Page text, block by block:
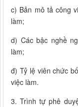
c) Bản mô tả công
làm;
d) Các bậc nghề
làm;
đ) Tỷ lệ viên chức
việc làm.
3. Trình tự phê